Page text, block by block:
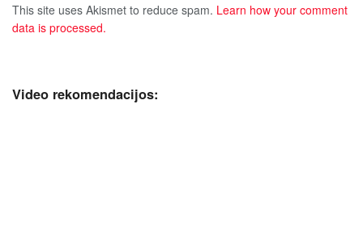
This site uses Akismet to reduce spam. Learn how your comment
data is processed.
Video rekomendacijos: